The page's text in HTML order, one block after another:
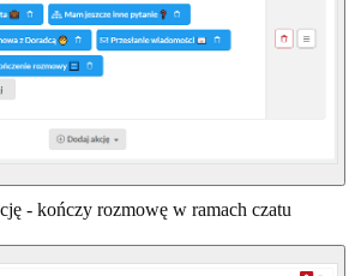
- kończy rozmowę w ramach czatu